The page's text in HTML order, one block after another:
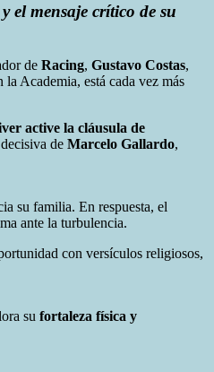
el mensaje crítico de su
de Racing, Gustavo Costas,
Academia, está cada vez más
active la cláusula de
de Marcelo Gallardo,
su familia. En respuesta, el
ante la turbulencia.
con versículos religiosos,
su fortaleza física y